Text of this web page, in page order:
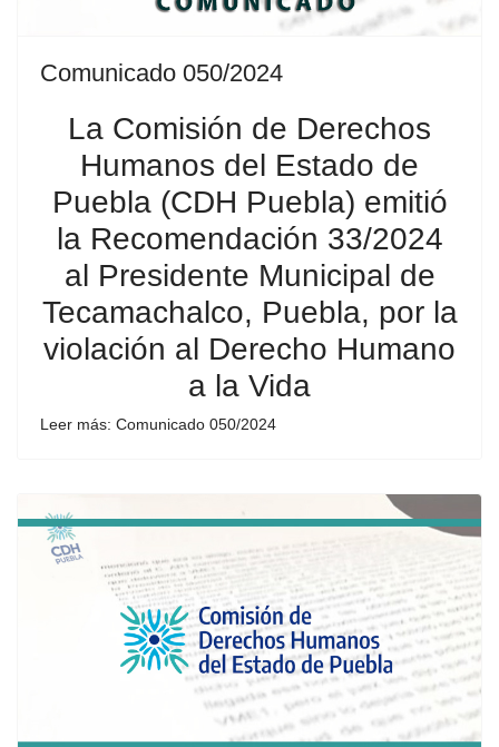
Comunicado 050/2024
La Comisión de Derechos
Humanos del Estado de
Puebla (CDH Puebla) emitió
la Recomendación 33/2024
al Presidente Municipal de
Tecamachalco, Puebla, por la
violación al Derecho Humano
a la Vida
Leer más: Comunicado 050/2024